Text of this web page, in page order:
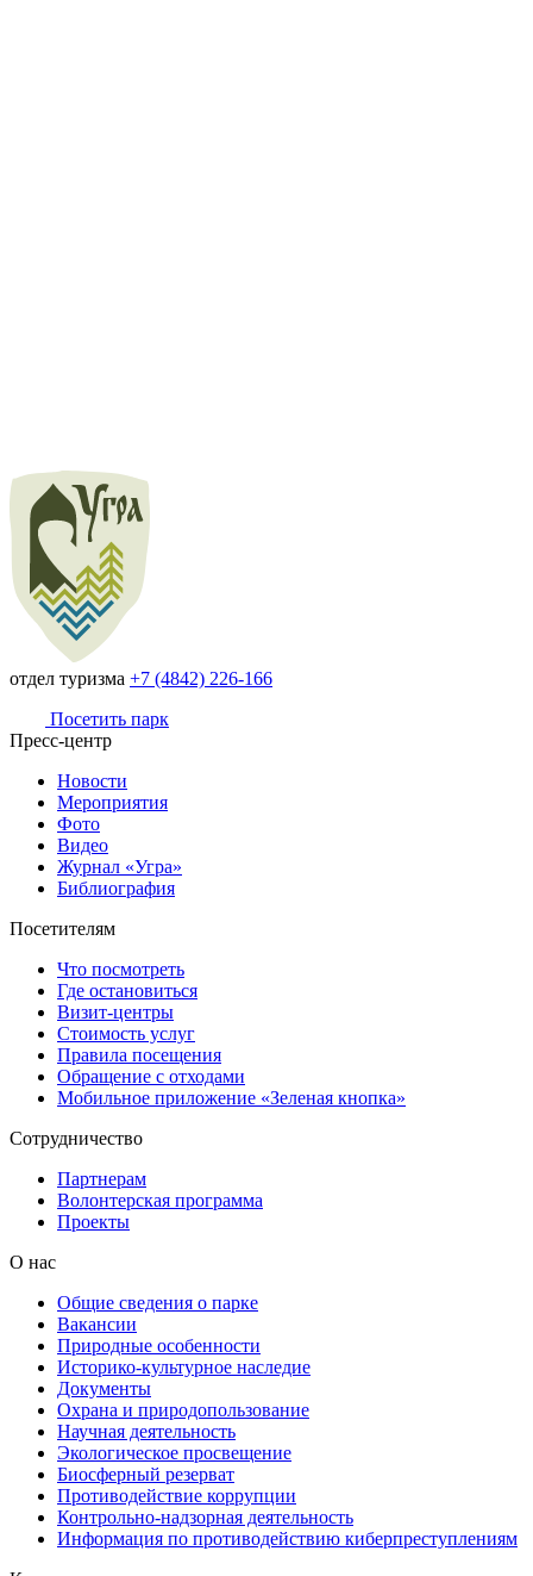
отдел туризма +7 (4842) 226-166
Посетить парк
Пресс-центр
Новости
Мероприятия
Фото
Видео
Журнал «Угра»
Библиография
Посетителям
Что посмотреть
Где остановиться
Визит-центры
Стоимость услуг
Правила посещения
Обращение с отходами
Мобильное приложение «Зеленая кнопка»
Сотрудничество
Партнерам
Волонтерская программа
Проекты
О нас
Общие сведения о парке
Вакансии
Природные особенности
Историко-культурное наследие
Документы
Охрана и природопользование
Научная деятельность
Экологическое просвещение
Биосферный резерват
Противодействие коррупции
Контрольно-надзорная деятельность
Информация по противодействию киберпреступлениям